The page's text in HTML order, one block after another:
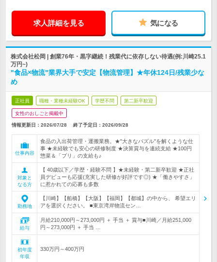
求人詳細を見る 気になる
株式会社松岡 | 創業76年・黒字継続！残業代に依存しない待遇(例:川崎25.1
万円~)
"食品×物流"業界大手で安定【物流管理】★年休124日/残業少な
め
正社員 職種・業種未経験OK 学歴不問 第二新卒歓迎
女性のおしごと掲載中
情報更新日：2026/07/28 終了予定日： 2026/09/28
仕事内容
食品の入出荷管理・運搬業務。★"大きなパズル"を解くような仕
事 ★未経験でも安心の研修制度 ★決算賞与を連続支給 ★100円
惣菜＆「ブリ」の支給も♪
対象と
なる方
【 40歳以下／学歴・経験不問 】★未経験・第二新卒歓迎 ★正社
員デビューも応援(充実した研修が好評です◎) ★「働きやすさ」
に惹かれての応募も多数
勤務地
【川崎】【船橋】【大阪】【福岡】【都城】の中から、 希望エリ
アを選択ください。 ■東京湾岸物流セン…
給与
月給210,000円～273,000円 ＋ 手当 ＋ 賞与■川崎／月給251,000
円～273,000円 ＋ 手当 …
初年度
年収
330万円～400万円